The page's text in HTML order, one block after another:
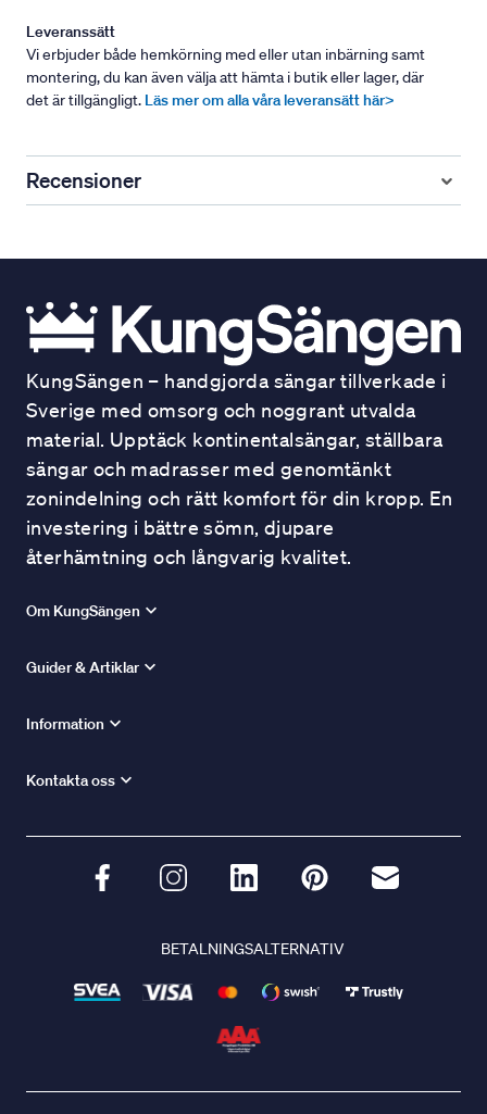
Leveranssätt
Vi erbjuder både hemkörning med eller utan inbärning samt
montering, du kan även välja att hämta i butik eller lager, där
det är tillgängligt. Läs mer om alla våra leveransätt här>
Recensioner
KungSängen – handgjorda sängar tillverkade i
Sverige med omsorg och noggrant utvalda
material. Upptäck kontinentalsängar, ställbara
sängar och madrasser med genomtänkt
zonindelning och rätt komfort för din kropp. En
investering i bättre sömn, djupare
återhämtning och långvarig kvalitet.
Om KungSängen
Guider & Artiklar
Information
Kontakta oss
BETALNINGSALTERNATIV